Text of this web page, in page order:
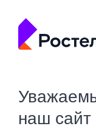
наш сайт